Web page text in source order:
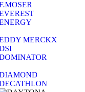
MERCKX